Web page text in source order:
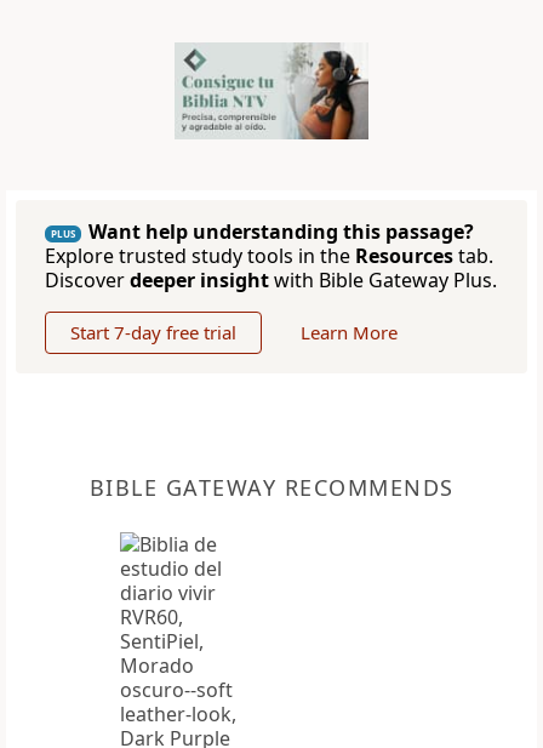
PLUS
Want help understanding this passage?
Explore trusted study tools in the Resourcestab.
Discoverdeeper insightwith Bible Gateway Plus.
Start 7-day free trial Learn More
BIBLE GATEWAY RECOMMENDS